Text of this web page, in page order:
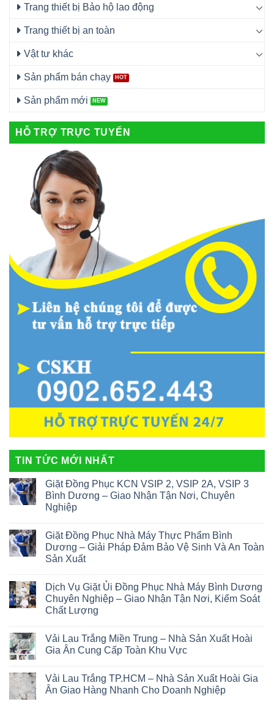
Trang thiết bị Bảo hộ lao động
Trang thiết bị an toàn
Vật tư khác
Sản phẩm bán chạy
Sản phẩm mới
HỖ TRỢ TRỰC TUYẾN
TIN TỨC MỚI NHẤT
Giặt Đồng Phục KCN VSIP 2, VSIP 2A, VSIP 3
Bình Dương – Giao Nhận Tận Nơi, Chuyên
Nghiệp
Giặt Đồng Phục Nhà Máy Thực Phẩm Bình
Dương – Giải Pháp Đảm Bảo Vệ Sinh Và An Toàn
Sản Xuất
Dịch Vụ Giặt Ủi Đồng Phục Nhà Máy Bình Dương
Chuyên Nghiệp – Giao Nhận Tận Nơi, Kiểm Soát
Chất Lượng
Vải Lau Trắng Miền Trung – Nhà Sản Xuất Hoài
Gia Ân Cung Cấp Toàn Khu Vực
Vải Lau Trắng TP.HCM – Nhà Sản Xuất Hoài Gia
Ân Giao Hàng Nhanh Cho Doanh Nghiệp